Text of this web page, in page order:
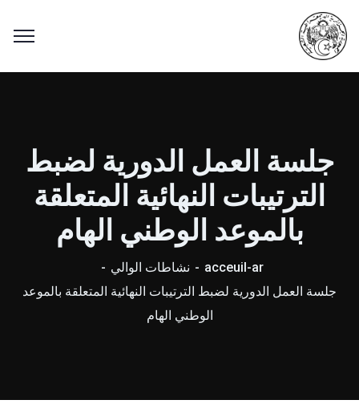
جلسة العمل الدورية لضبط
الترتيبات النهائية المتعلقة
بالموعد الوطني الهام
acceuil-ar
نشاطات الوالي
جلسة العمل الدورية لضبط الترتيبات النهائية المتعلقة بالموعد
الوطني الهام